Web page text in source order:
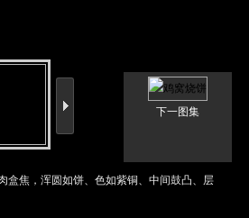
下一图集
焦，浑圆如饼、色如紫铜、中间鼓凸、层